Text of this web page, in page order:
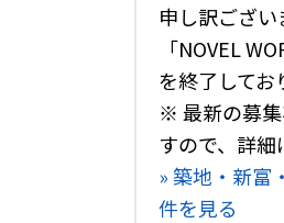
申し訳ござい
「NOVEL
を終了してお
※ 最新の募
すので、詳細
» 築地・新富
件を見る